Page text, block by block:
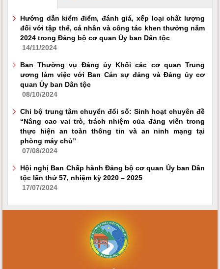
Hướng dẫn kiểm điểm, đánh giá, xếp loại chất lượng
đối với tập thể, cá nhân và công tác khen thưởng năm
2024 trong Đảng bộ cơ quan Ủy ban Dân tộc
14/11/2024
Ban Thường vụ Đảng ủy Khối các cơ quan Trung
ương làm việc với Ban Cán sự đảng và Đảng ủy cơ
quan Ủy ban Dân tộc
08/10/2024
Chi bộ trung tâm chuyển đổi số: Sinh hoạt chuyên đề
“Nâng cao vai trò, trách nhiệm của đảng viên trong
thực hiện an toàn thông tin và an ninh mạng tại
phòng máy chủ”
07/08/2024
Hội nghị Ban Chấp hành Đảng bộ cơ quan Ủy ban Dân
tộc lần thứ 57, nhiệm kỳ 2020 – 2025
17/07/2024